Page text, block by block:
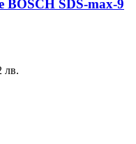
BOSCH SDS-max-9
лв.